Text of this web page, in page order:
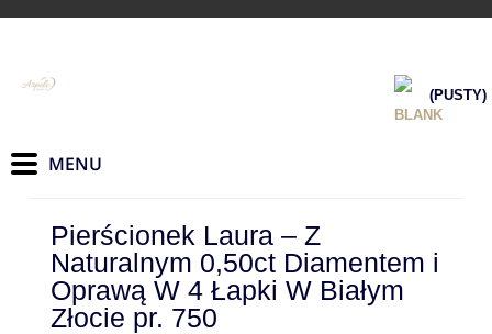
(PUSTY)
Pierścionek Laura – Z
Naturalnym 0,50ct Diamentem i
Oprawą W 4 Łapki W Białym
Złocie pr. 750